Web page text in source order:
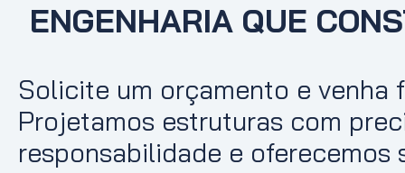
ENGENHARIA QUE
Solicite um orçamento e
Projetamos estruturas com
responsabilidade e